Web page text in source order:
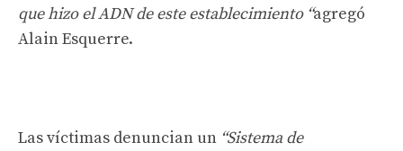
que hizo el ADN de este establecimiento “agregó
Alain Esquerre.
Las víctimas denuncian un “Sistema de